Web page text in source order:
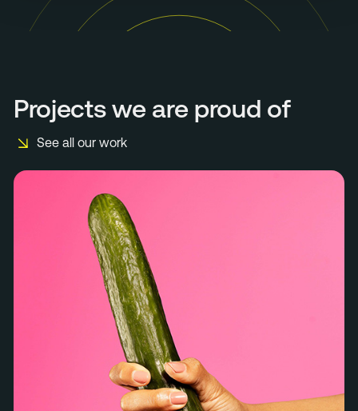
Projects we are proud of
See all our work